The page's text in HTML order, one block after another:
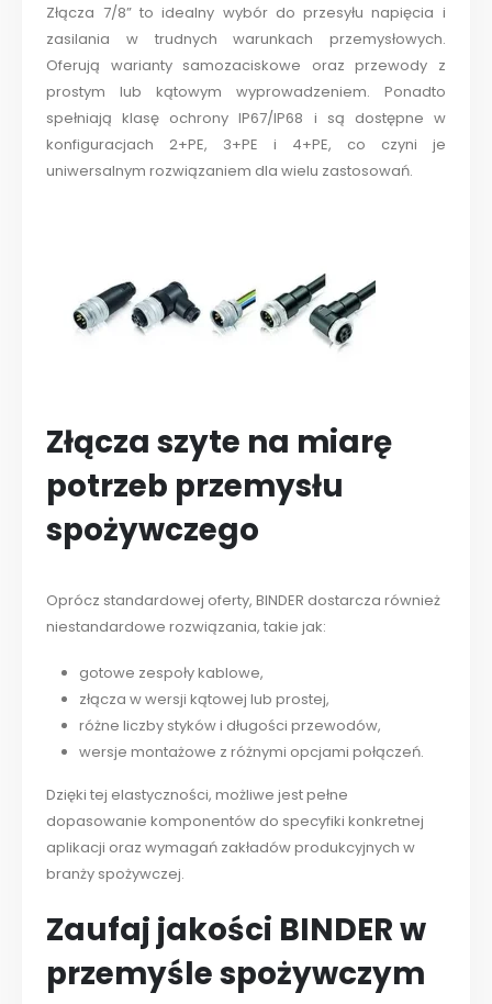
Złącza 7/8” to idealny wybór do przesyłu napięcia i
zasilania w trudnych warunkach przemysłowych.
Oferują warianty samozaciskowe oraz przewody z
prostym lub kątowym wyprowadzeniem. Ponadto
spełniają klasę ochrony IP67/IP68 i są dostępne w
konfiguracjach 2+PE, 3+PE i 4+PE, co czyni je
uniwersalnym rozwiązaniem dla wielu zastosowań.
Złącza szyte na miarę
potrzeb przemysłu
spożywczego
Oprócz standardowej oferty, BINDER dostarcza również
niestandardowe rozwiązania, takie jak:
gotowe zespoły kablowe,
złącza w wersji kątowej lub prostej,
różne liczby styków i długości przewodów,
wersje montażowe z różnymi opcjami połączeń.
Dzięki tej elastyczności, możliwe jest pełne
dopasowanie komponentów do specyfiki konkretnej
aplikacji oraz wymagań zakładów produkcyjnych w
branży spożywczej.
Zaufaj jakości BINDER w
przemyśle spożywczym